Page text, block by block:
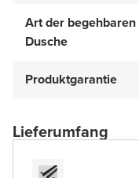
Art der begehbaren
Dusche
Produktgarantie
Lieferumfang